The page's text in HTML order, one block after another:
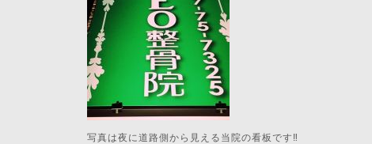
写真は夜に道路側から見える当院の看板です‼︎